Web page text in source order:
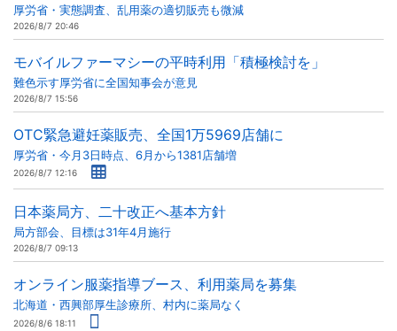
厚労省・実態調査、乱用薬の適切販売も微減
2026/8/7 20:46
モバイルファーマシーの平時利用「積極検討を」
難色示す厚労省に全国知事会が意見
2026/8/7 15:56
OTC緊急避妊薬販売、全国1万5969店舗に
厚労省・今月3日時点、6月から1381店舗増
2026/8/7 12:16
日本薬局方、二十改正へ基本方針
局方部会、目標は31年4月施行
2026/8/7 09:13
オンライン服薬指導ブース、利用薬局を募集
北海道・西興部厚生診療所、村内に薬局なく
2026/8/6 18:11